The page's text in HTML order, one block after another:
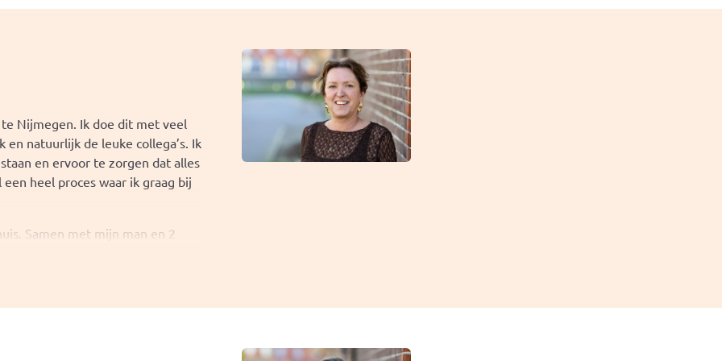
op de Sint Jansberg of iets
blij.
Nijmegen. Ik doe dit met veel
natuurlijk de leuke collega’s. Ik
en ervoor te zorgen dat alles
heel proces waar ik graag bij
Samen met mijn man en 2
Ik geniet van de stad zo
weer is ga ik graag wandelen